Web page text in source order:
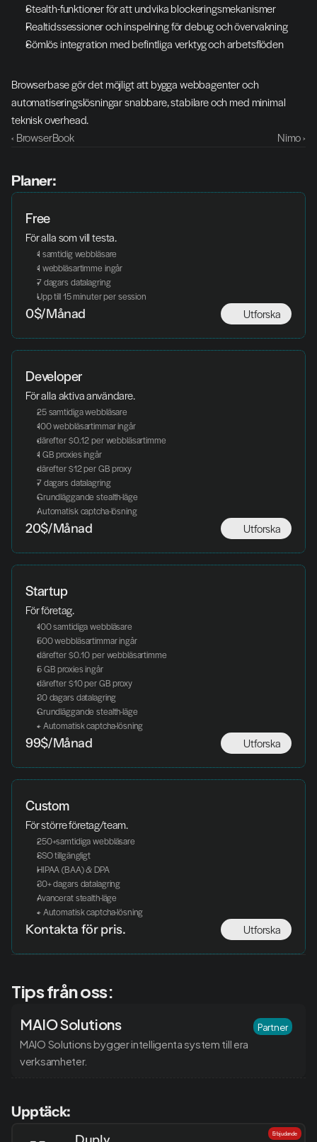
Stealth-funktioner för att undvika blockeringsmekanismer
Realtidssessioner och inspelning för debug och övervakning
Sömlös integration med befintliga verktyg och arbetsflöden
Browserbase gör det möjligt att bygga webbagenter och
automatiseringslösningar snabbare, stabilare och med minimal
teknisk overhead.
‹ BrowserBook
Nimo ›
Planer:
Free
För alla som vill testa.
1 samtidig webbläsare
1 webbläsartimme ingår
7 dagars datalagring
Upp till 15 minuter per session
Utforska
0$/Månad
Developer
För alla aktiva användare.
25 samtidiga webbläsare
100 webbläsartimmar ingår
därefter $0.12 per webbläsartimme
1 GB proxies ingår
därefter $12 per GB proxy
7 dagars datalagring
Grundläggande stealth-läge
Automatisk captcha-lösning
Utforska
20$/Månad
Startup
För företag.
100 samtidiga webbläsare
500 webbläsartimmar ingår
därefter $0.10 per webbläsartimme
5 GB proxies ingår
därefter $10 per GB proxy
30 dagars datalagring
Grundläggande stealth-läge
+ Automatisk captcha-lösning
Utforska
99$/Månad
Custom
För större företag/team.
250+samtidiga webbläsare
SSO tillgängligt
HIPAA (BAA) & DPA
30+ dagars datalagring
Avancerat stealth-läge
+ Automatisk captcha-lösning
Utforska
Kontakta för pris.
Tips från oss:
MAIO Solutions
MAIO Solutions bygger intelligenta system till era
verksamheter.
Partner
Upptäck:
Erbjudande